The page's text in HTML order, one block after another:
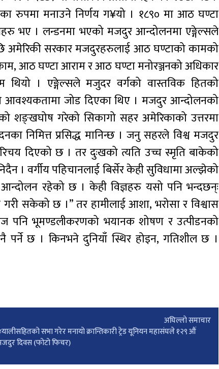
रुपमा मनाउने निर्णय ग¥यो । १८९० मा आठ घण्टा
भए । लन्डनमा भएको मजदुर आन्दोलनमा एङ्गेल्सले
अमेरिकी सरकार मजदुरहरुलाई आठ घण्टाको कामको
आठ घण्टा आराम र आठ घण्टा मनोरञ्जनको अधिकार
थियो । एङ्गेल्सले मजुदर वर्गको वास्तविक हितको
आवश्यकतामा जोड दिएका थिए । मजदुर आन्दोलनको
शङ्खघोष गरेको सिकागो सहर अमेरिकाको उत्तरमा
निमित्त प्रसिद्ध मानिन्छ । जनु सहरले विश्व मजदुर
दिएको छ । तर दुःखको त्यति उच्च स्मृति बाकेको
। वर्गीय पहिचानलाई बिर्सेर केही सुविधामा अल्झेको
रहेको छ । केही विज्ञहरु यसो पनि भन्दछन्ः
गरी सकेको छ ।” तर हामीलाई आशा, भरोसा र विश्वास
पनि भूमण्डलीकरणको भयानक शोषण र उत्पीडनको
छ । किनभने दुनियाँ स्थिर होइन, गतिशील छ ।
अघिल्लाे समाचार
सभा गरेर मनायो क्रान्तिकारी ट्रेड यूनियन महासंघले १२९ औं
दिवस (फोटो फिचर)